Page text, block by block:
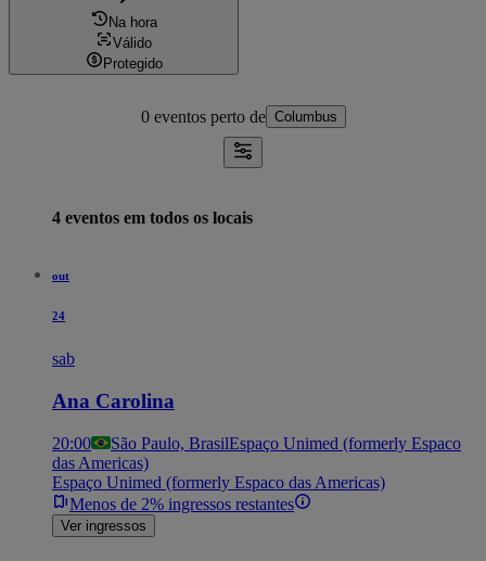
Na hora
Válido
Protegido
0 eventos perto de Columbus
4 eventos em todos os locais
out
24
sab
Ana Carolina
20:00 São Paulo, BrasilEspaço Unimed (formerly Espaco
das Americas)
Espaço Unimed (formerly Espaco das Americas)
Menos de 2% ingressos restantes
Ver ingressos